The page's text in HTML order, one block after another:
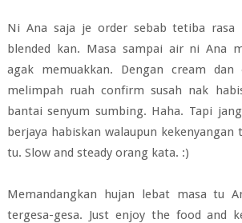
Ni Ana saja je order sebab tetiba rasa
blended kan. Masa sampai air ni Ana
agak memuakkan. Dengan cream
melimpah ruah confirm susah nak
bantai senyum sumbing. Haha. Tapi
berjaya habiskan walaupun kekenyangan
tu. Slow and steady orang kata. :)
Memandangkan hujan lebat masa tu
tergesa-gesa. Just enjoy the food and